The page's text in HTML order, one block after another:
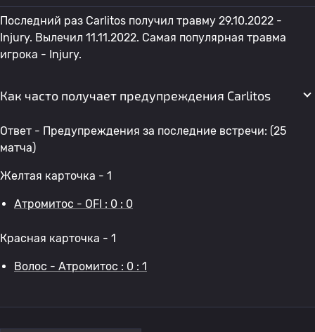
Последний раз Carlitos получил травму 29.10.2022 -
Injury. Вылечил 11.11.2022. Самая популярная травма
игрока - Injury.
Как часто получает предупреждения Carlitos
Ответ - Предупреждения за последние встречи: (25
матча)
Желтая карточка - 1
Атромитос - OFI : 0 : 0
Красная карточка - 1
Волос - Атромитос : 0 : 1